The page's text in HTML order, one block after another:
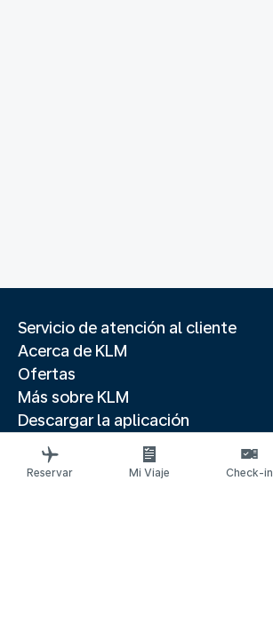
Servicio de atención al cliente
Acerca de KLM
Ofertas
Más sobre KLM
Descargar la aplicación
Páginas web relacionadas
Guías de viaje
Reservar Mi Viaje Check-in